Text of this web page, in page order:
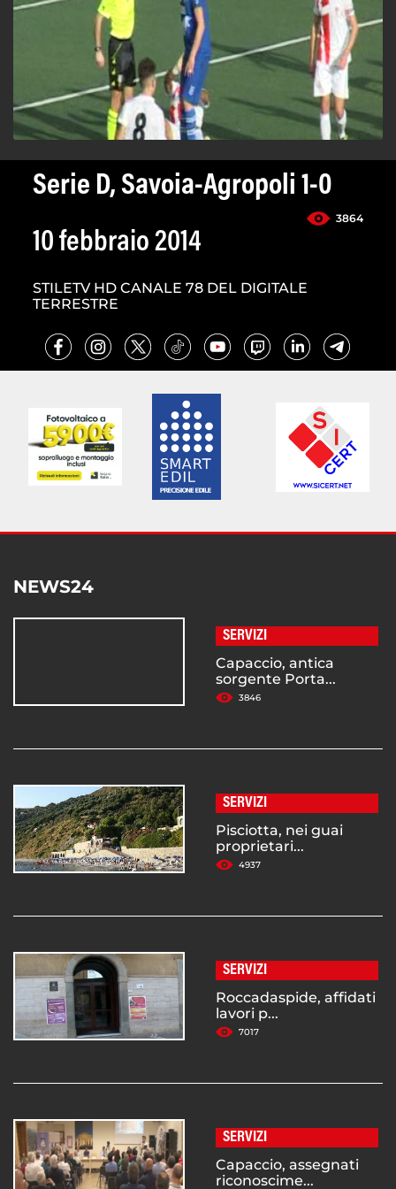
Serie D, Savoia-Agropoli 1-0
3864
10 febbraio 2014
STILETV HD CANALE 78 DEL DIGITALE
TERRESTRE
NEWS24
SERVIZI
Capaccio, antica
sorgente Porta...
3846
SERVIZI
Pisciotta, nei guai
proprietari...
4937
SERVIZI
Roccadaspide, affidati
lavori p...
7017
SERVIZI
Capaccio, assegnati
riconoscime...